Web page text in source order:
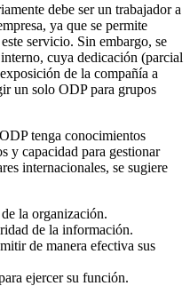
debe ser un trabajador a
ya que se permite
servicio. Sin embargo, se
cuya dedicación (parcial
de la compañía a
un solo ODP para grupos
tenga conocimientos
y capacidad para gestionar
internacionales, se sugiere
la organización.
de la información.
de manera efectiva sus
ejercer su función.